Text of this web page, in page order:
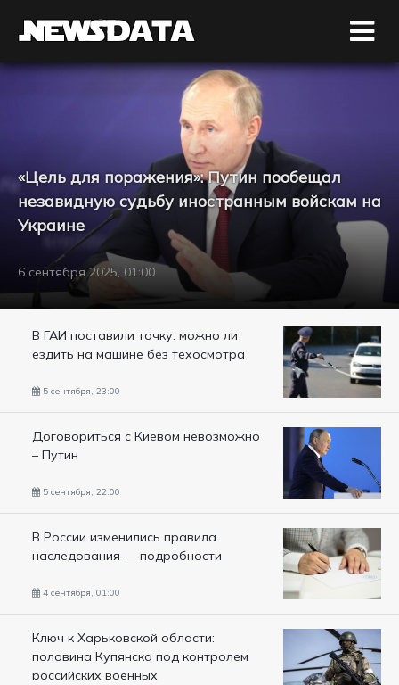
«Цель для поражения»: Путин пообещал
незавидную судьбу иностранным войскам на
Украине
6 сентября 2025, 01:00
В ГАИ поставили точку: можно ли
ездить на машине без техосмотра
5 сентября, 23:00
Договориться с Киевом невозможно
– Путин
5 сентября, 22:00
В России изменились правила
наследования — подробности
4 сентября, 01:00
Ключ к Харьковской области:
половина Купянска под контролем
российских военных